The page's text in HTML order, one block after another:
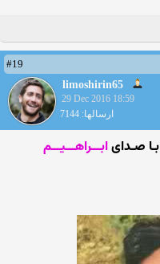
#19
limoshirin65
29 Dec 2016 18:59
ارسالها: 7144
بـا صـدایابـــراهـــیـــم